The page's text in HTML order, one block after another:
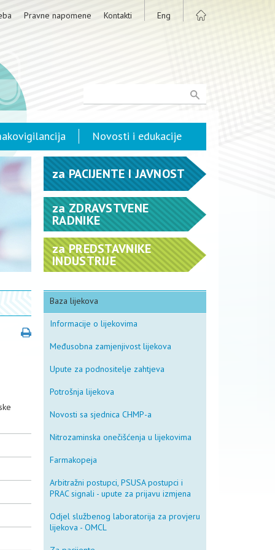
Pravne napomene Kontakti Eng
Novosti i edukacije
za PACIJENTE I JAVNOST
za ZDRAVSTVENE
RADNIKE
zaPREDSTAVNIKE
INDUSTRIJE
Baza lijekova
Informacije o lijekovima
Međusobna zamjenjivost lijekova
Upute za podnositelje zahtjeva
Potrošnja lijekova
Novosti sa sjednica CHMP-a
Nitrozaminska onečišćenja u lijekovima
Farmakopeja
Arbitražni postupci, PSUSA postupci i
PRAC signali - upute za prijavu izmjena
Odjel službenog laboratorija za provjeru
lijekova - OMCL